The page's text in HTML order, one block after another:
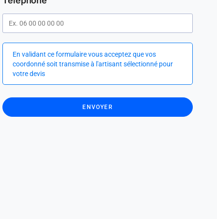
En validant ce formulaire vous acceptez que vos
coordonné soit transmise à l'artisant sélectionné pour
votre devis
ENVOYER